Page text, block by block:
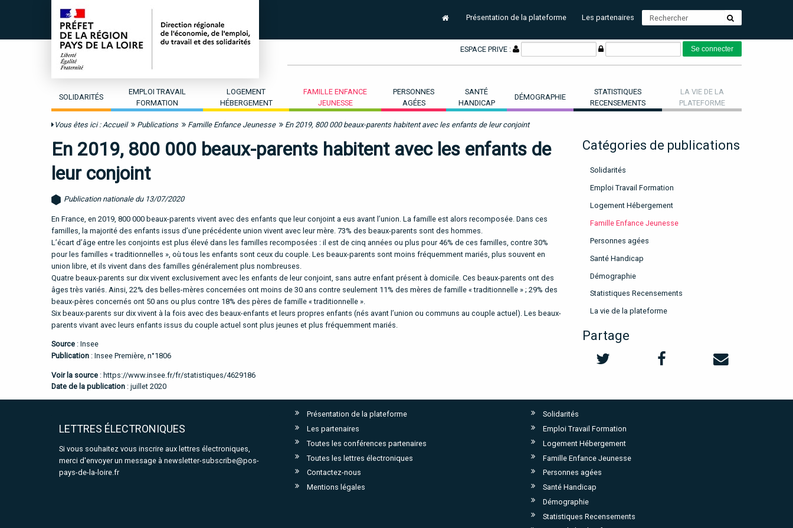
Présentation de la plateforme Les partenaires
ESPACE PRIVE :
SOLIDARITÉS
EMPLOI TRAVAIL
FORMATION
LOGEMENT
HÉBERGEMENT
FAMILLE ENFANCE
JEUNESSE
PERSONNES
AGÉES
SANTÉ
HANDICAP
DÉMOGRAPHIE
STATISTIQUES
RECENSEMENTS
LA VIE DE LA
PLATEFORME
Vous êtes ici : Accueil Publications Famille Enfance Jeunesse En 2019, 800 000 beaux-parents habitent avec les enfants de leur conjoint
En 2019, 800 000 beaux-parents habitent avec les enfants de
leur conjoint
Publication nationale du 13/07/2020
En France, en 2019, 800 000 beaux-parents vivent avec des enfants que leur conjoint a eus avant l’union. La famille est alors recomposée. Dans ces
familles, la majorité des enfants issus d’une précédente union vivent avec leur mère. 73% des beaux-parents sont des hommes.
L’écart d’âge entre les conjoints est plus élevé dans les familles recomposées : il est de cinq années ou plus pour 46% de ces familles, contre 30%
pour les familles « traditionnelles », où tous les enfants sont ceux du couple. Les beaux-parents sont moins fréquemment mariés, plus souvent en
union libre, et ils vivent dans des familles généralement plus nombreuses.
Quatre beaux-parents sur dix vivent exclusivement avec les enfants de leur conjoint, sans autre enfant présent à domicile. Ces beaux-parents ont des
âges très variés. Ainsi, 22% des belles-mères concernées ont moins de 30 ans contre seulement 11% des mères de famille « traditionnelle » ; 29% des
beaux-pères concernés ont 50 ans ou plus contre 18% des pères de famille « traditionnelle ».
Six beaux-parents sur dix vivent à la fois avec des beaux-enfants et leurs propres enfants (nés avant l’union ou communs au couple actuel). Les beaux-
parents vivant avec leurs enfants issus du couple actuel sont plus jeunes et plus fréquemment mariés.
Source : Insee
Publication : Insee Première, n°1806
Voir la source : https://www.insee.fr/fr/statistiques/4629186
Date de la publication : juillet 2020
Catégories de publications
Solidarités
Emploi Travail Formation
Logement Hébergement
Famille Enfance Jeunesse
Personnes agées
Santé Handicap
Démographie
Statistiques Recensements
La vie de la plateforme
Partage
LETTRES ÉLECTRONIQUES
Si vous souhaitez vous inscrire aux lettres électroniques,
merci d'envoyer un message à newsletter-subscribe@pos-
pays-de-la-loire.fr
Présentation de la plateforme
Les partenaires
Toutes les conférences partenaires
Toutes les lettres électroniques
Contactez-nous
Mentions légales
Solidarités
Emploi Travail Formation
Logement Hébergement
Famille Enfance Jeunesse
Personnes agées
Santé Handicap
Démographie
Statistiques Recensements